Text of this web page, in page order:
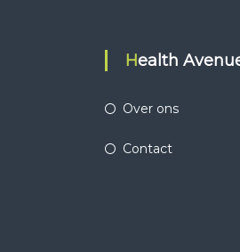
Health
Over ons
Contact